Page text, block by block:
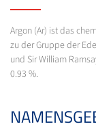
Argon (Ar) ist das
zu der Gruppe der
und Sir William
0.93 %.